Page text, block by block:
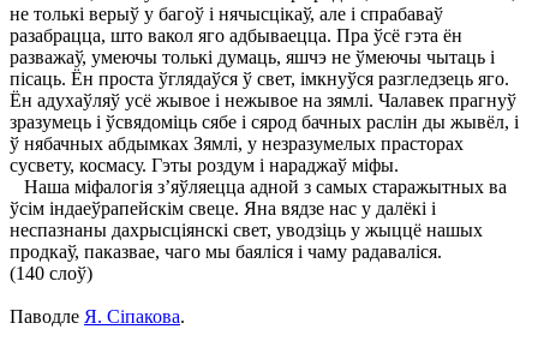
не толькі верыў у багоў і нячысцікаў, але і спрабаваў
разабрацца, што вакол яго адбываецца. Пра ўсё гэта ён
разважаў, умеючы толькі думаць, яшчэ не ўмеючы чытаць і
пісаць. Ён проста ўглядаўся ў свет, імкнуўся разгледзець яго.
Ён адухаўляў усё жывое і нежывое на зямлі. Чалавек прагнуў
зразумець і ўсвядоміць сябе і сярод бачных раслін ды жывёл, і
ў нябачных абдымках Зямлі, у незразумелых прасторах
сусвету, космасу. Гэты роздум і нараджаў міфы.
Наша міфалогія з’яўляецца адной з самых старажытных ва
ўсім індаеўрапейскім свеце. Яна вядзе нас у далёкі і
неспазнаны дахрысціянскі свет, уводзіць у жыццё нашых
продкаў, паказвае, чаго мы баяліся і чаму радаваліся.
(140 слоў)
Паводле Я. Сіпакова.